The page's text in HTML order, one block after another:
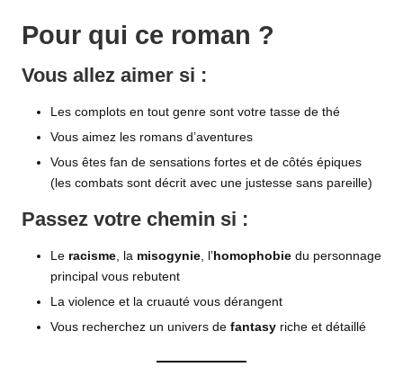
Pour qui ce roman ?
Vous allez aimer si :
Les complots en tout genre sont votre tasse de thé
Vous aimez les romans d’aventures
Vous êtes fan de sensations fortes et de côtés épiques
(les combats sont décrit avec une justesse sans pareille)
Passez votre chemin si :
Le racisme , la misogynie , l’homophobie du personnage
principal vous rebutent
La violence et la cruauté vous dérangent
Vous recherchez un univers de fantasy riche et détaillé